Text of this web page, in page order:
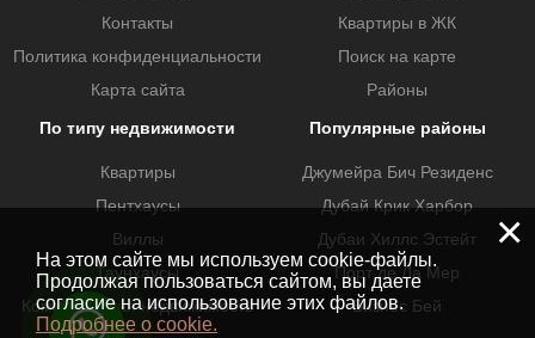
Контакты
Политика конфиденциальности
Карта сайта
Квартиры в ЖК
Поиск на карте
Районы
По типу недвижимости
Квартиры
Пентхаусы
Виллы
Таунхаусы
Коммерческая недвижимость
Популярные районы
Джумейра Бич Резиденс
Дубай Крик Харбор
Дубаи Хиллс Эстейт
Порт де Ла Мер
Бизнес Бей
×
На этом сайте мы используем cookie-файлы.
Продолжая пользоваться сайтом, вы даете
согласие на использование этих файлов.
Подробнее о cookie.